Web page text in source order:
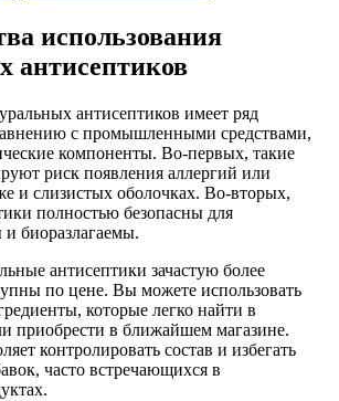
использования
антисептиков
антисептиков имеет ряд
с промышленными средствами,
компоненты. Во-первых, такие
риск появления аллергий или
и слизистых оболочках. Во-вторых,
полностью безопасны для
биоразлагаемы.
антисептики зачастую более
по цене. Вы можете использовать
которые легко найти в
приобрести в ближайшем магазине.
контролировать состав и избегать
часто встречающихся в